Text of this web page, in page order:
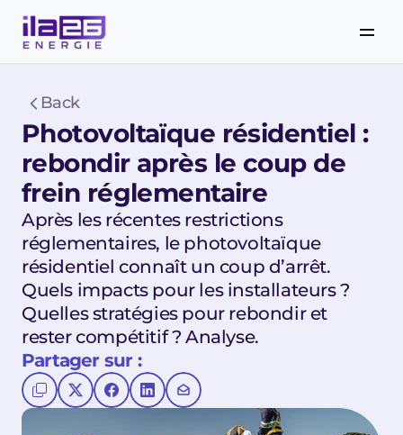
Back
Photovoltaïque résidentiel :
rebondir après le coup de
frein réglementaire
Après les récentes restrictions
réglementaires, le photovoltaïque
résidentiel connaît un coup d’arrêt.
Quels impacts pour les installateurs ?
Quelles stratégies pour rebondir et
rester compétitif ? Analyse.
Partager sur :